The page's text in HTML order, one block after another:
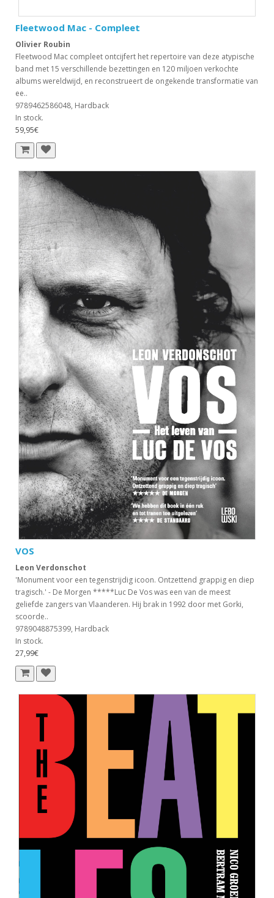
Fleetwood Mac - Compleet
Olivier Roubin
Fleetwood Mac compleet ontcijfert het repertoire van deze atypische
band met 15 verschillende bezettingen en 120 miljoen verkochte
albums wereldwijd, en reconstrueert de ongekende transformatie van
ee..
9789462586048, Hardback
In stock.
59,95€
VOS
Leon Verdonschot
'Monument voor een tegenstrijdig icoon. Ontzettend grappig en diep
tragisch.' - De Morgen *****Luc De Vos was een van de meest
geliefde zangers van Vlaanderen. Hij brak in 1992 door met Gorki,
scoorde..
9789048875399, Hardback
In stock.
27,99€